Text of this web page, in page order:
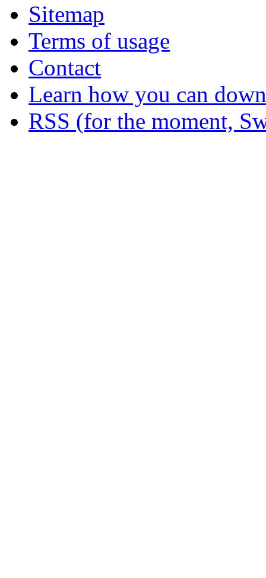
Sitemap
Terms of usage
Contact
Learn how you can
RSS (for the moment,